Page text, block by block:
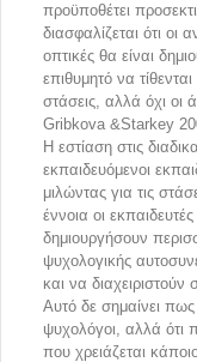
προϋποθέτει
διασφαλίζεται ότι οι
οπτικές θα είναι
επιθυμητό να
στάσεις, αλλά όχι οι
Gribkova &Starkey
Η εστίαση στις
εκπαιδευόμενοι
μιλώντας για τις
έννοια οι
δημιουργήσουν
ψυχολογικής
και να
Αυτό δε σημαίνει
ψυχολόγοι, αλλά ότι
που χρειάζεται